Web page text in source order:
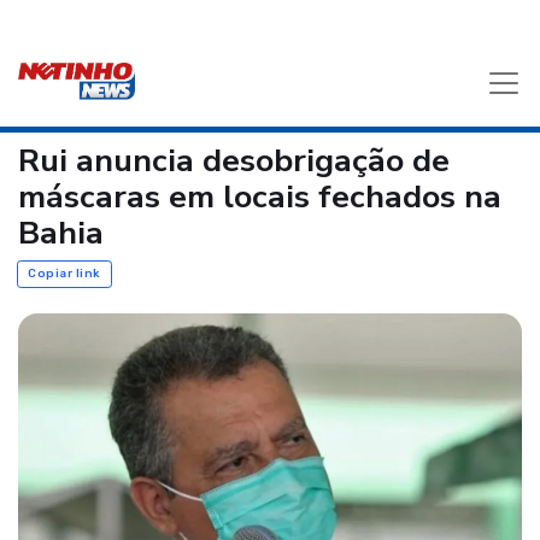
Rui anuncia desobrigação de
máscaras em locais fechados na
Bahia
Copiar link